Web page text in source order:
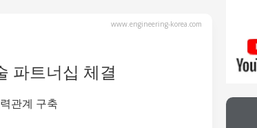
www.engineering-korea.com
파트너십 체결
관계 구축